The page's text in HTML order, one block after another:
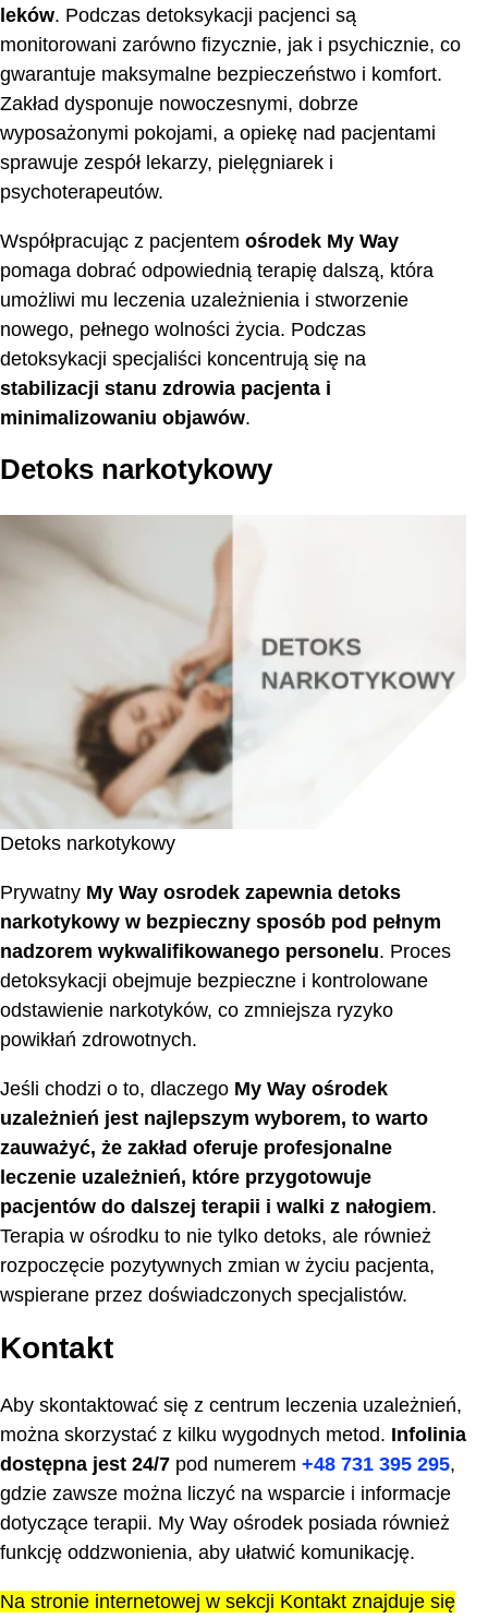
leków. Podczas detoksykacji pacjenci są
monitorowani zarówno fizycznie, jak i psychicznie, co
gwarantuje maksymalne bezpieczeństwo i komfort.
Zakład dysponuje nowoczesnymi, dobrze
wyposażonymi pokojami, a opiekę nad pacjentami
sprawuje zespół lekarzy, pielęgniarek i
psychoterapeutów.
Współpracując z pacjentem ośrodek My Way
pomaga dobrać odpowiednią terapię dalszą, która
umożliwi mu leczenia uzależnienia i stworzenie
nowego, pełnego wolności życia. Podczas
detoksykacji specjaliści koncentrują się na
stabilizacji stanu zdrowia pacjenta i
minimalizowaniu objawów.
Detoks narkotykowy
Detoks narkotykowy
Prywatny My Way osrodek zapewnia detoks
narkotykowy w bezpieczny sposób pod pełnym
nadzorem wykwalifikowanego personelu. Proces
detoksykacji obejmuje bezpieczne i kontrolowane
odstawienie narkotyków, co zmniejsza ryzyko
powikłań zdrowotnych.
Jeśli chodzi o to, dlaczego My Way ośrodek
uzależnień jest najlepszym wyborem, to warto
zauważyć, że zakład oferuje profesjonalne
leczenie uzależnień, które przygotowuje
pacjentów do dalszej terapii i walki z nałogiem.
Terapia w ośrodku to nie tylko detoks, ale również
rozpoczęcie pozytywnych zmian w życiu pacjenta,
wspierane przez doświadczonych specjalistów.
Kontakt
Aby skontaktować się z centrum leczenia uzależnień,
można skorzystać z kilku wygodnych metod. Infolinia
dostępna jest 24/7 pod numerem +48 731 395 295,
gdzie zawsze można liczyć na wsparcie i informacje
dotyczące terapii. My Way ośrodek posiada również
funkcję oddzwonienia, aby ułatwić komunikację.
Na stronie internetowej w sekcji Kontakt znajduje się